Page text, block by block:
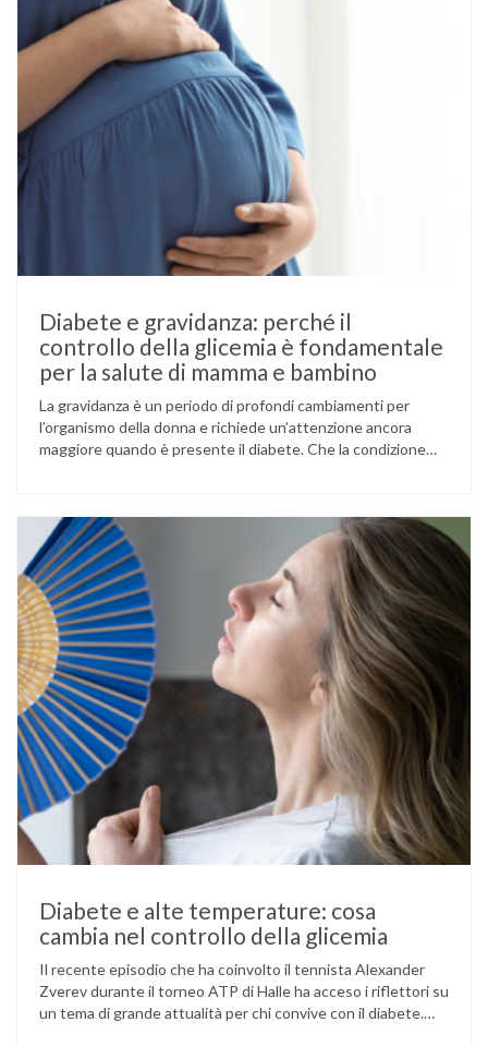
Diabete e gravidanza: perché il
controllo della glicemia è fondamentale
per la salute di mamma e bambino
La gravidanza è un periodo di profondi cambiamenti per
l’organismo della donna e richiede un’attenzione ancora
maggiore quando è presente il diabete. Che la condizione
volta durante la gestazione (diabete gestazionale),
mantenere …
Diabete e alte temperature: cosa
cambia nel controllo della glicemia
Il recente episodio che ha coinvolto il tennista Alexander
Zverev durante il torneo ATP di Halle ha acceso i riflettori su
un tema di grande attualità per chi convive con il diabete.